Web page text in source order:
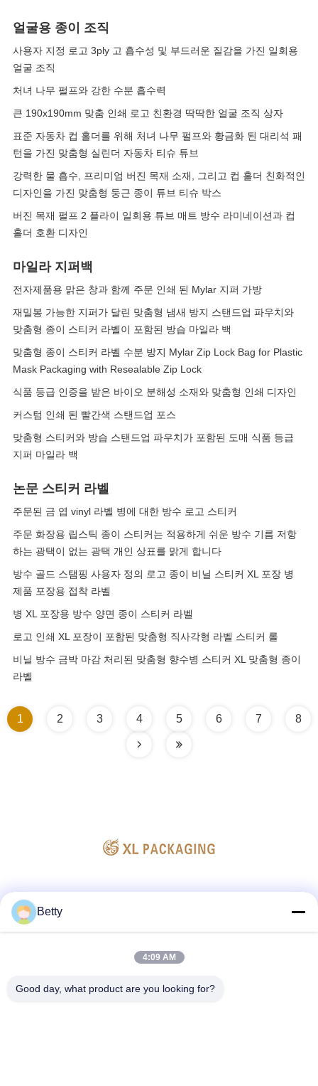
얼굴용 종이 조직
사용자 지정 로고 3ply 고 흡수성 및 부드러운 질감을 가진 일회용
얼굴 조직
처녀 나무 펄프와 강한 수분 흡수력
큰 190x190mm 맞춤 인쇄 로고 친환경 딱딱한 얼굴 조직 상자
표준 자동차 컵 홀더를 위해 처녀 나무 펄프와 황금화 된 대리석 패
턴을 가진 맞춤형 실린더 자동차 티슈 튜브
강력한 물 흡수, 프리미엄 버진 목재 소재, 그리고 컵 홀더 친화적인
디자인을 가진 맞춤형 둥근 종이 튜브 티슈 박스
버진 목재 펄프 2 플라이 일회용 튜브 매트 방수 라미네이션과 컵
홀더 호환 디자인
마일라 지퍼백
전자제품용 맑은 창과 함께 주문 인쇄 된 Mylar 지퍼 가방
재밀봉 가능한 지퍼가 달린 맞춤형 냄새 방지 스탠드업 파우치와
맞춤형 종이 스티커 라벨이 포함된 방습 마일라 백
맞춤형 종이 스티커 라벨 수분 방지 Mylar Zip Lock Bag for Plastic
Mask Packaging with Resealable Zip Lock
식품 등급 인증을 받은 바이오 분해성 소재와 맞춤형 인쇄 디자인
커스텀 인쇄 된 빨간색 스탠드업 포스
맞춤형 스티커와 방습 스탠드업 파우치가 포함된 도매 식품 등급
지퍼 마일라 백
논문 스티커 라벨
주문된 금 엽 vinyl 라벨 병에 대한 방수 로고 스티커
주문 화장용 립스틱 종이 스티커는 적용하게 쉬운 방수 기름 저항
하는 광택이 없는 광택 개인 상표를 맑게 합니다
방수 골드 스탬핑 사용자 정의 로고 종이 비닐 스티커 XL 포장 병
제품 포장용 접착 라벨
병 XL 포장용 방수 양면 종이 스티커 라벨
로고 인쇄 XL 포장이 포함된 맞춤형 직사각형 라벨 스티커 롤
비닐 방수 금박 마감 처리된 맞춤형 향수병 스티커 XL 맞춤형 종이
라벨
1 2 3 4 5 6 7 8
전화
Betty
4:09 AM
Good day, what product are you looking for?